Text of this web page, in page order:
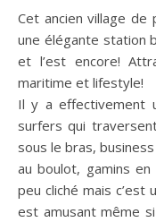
Cet ancien village de
une élégante station
et l’est encore!
maritime et lifestyle!
Il y a effectivement
surfers qui
sous le bras,
au boulot, gamins
peu cliché mais c’est
est amusant même